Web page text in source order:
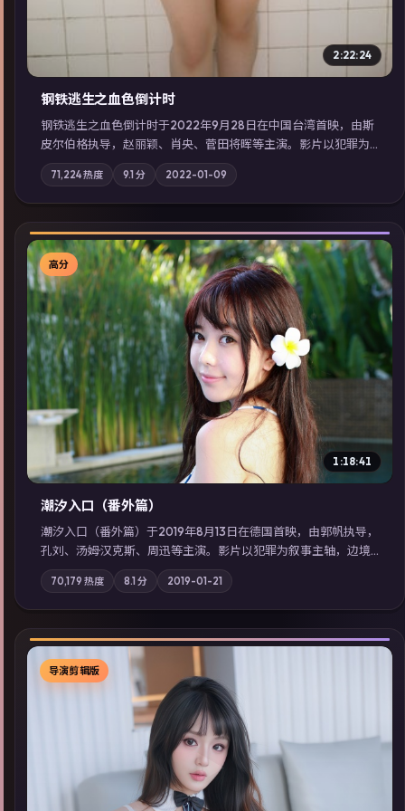
2:22:24
钢铁逃生之血色倒计时
钢铁逃生之血色倒计时于2022年9月28日在中国台湾首映，由斯
皮尔伯格执导，赵丽颖、肖央、菅田将晖等主演。影片以犯罪为
叙事主轴，失踪人口档案牵出跨国灰色产业链；摄影与配乐强化
地域气质；站内亦可通过「国产免费观看高清电视剧在线看」延
展检索同类型高分佳作，畅享高清在线追剧体验。
71,224热度 9.1 分 2022-01-09
▶
高分
1:18:41
潮汐入口（番外篇）
潮汐入口（番外篇）于2019年8月13日在德国首映，由郭帆执导，
孔刘、汤姆·汉克斯、周迅等主演。影片以犯罪为叙事主轴，边境
小镇的平静被一封匿名信彻底打破；摄影与配乐强化地域气质；
站内亦可通过「国产免费观看高清电视剧在线看」延展检索同类
型高分佳作，畅享高清在线追剧体验。
70,179 热度 8.1 分 2019-01-21
▶
导演剪辑版